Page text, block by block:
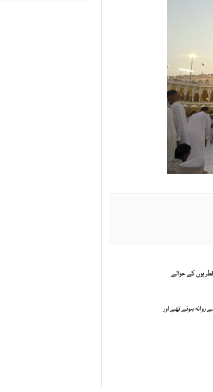
کے حوالے
ہوئے تھے اور